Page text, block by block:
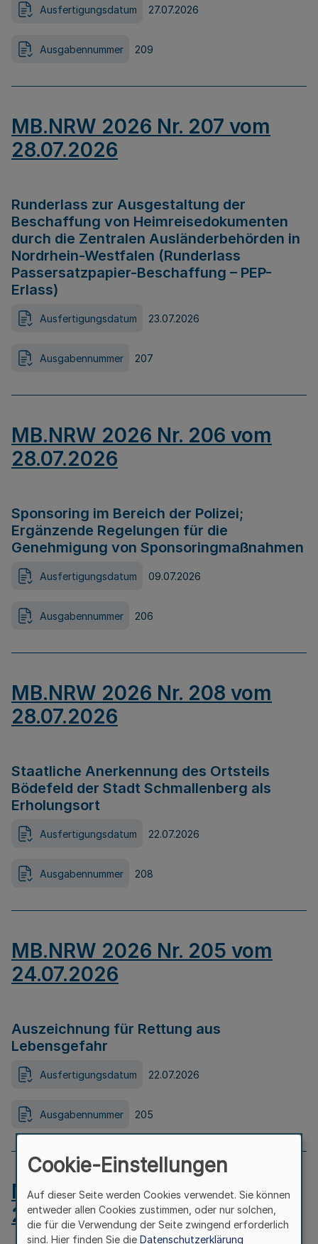
Ausfertigungsdatum 27.07.2026
Ausgabennummer 209
MB.NRW 2026 Nr. 207 vom
28.07.2026
Runderlass zur Ausgestaltung der
Beschaffung von Heimreisedokumenten
durch die Zentralen Ausländerbehörden in
Nordrhein-Westfalen (Runderlass
Passersatzpapier-Beschaffung – PEP-
Erlass)
Ausfertigungsdatum 23.07.2026
Ausgabennummer 207
MB.NRW 2026 Nr. 206 vom
28.07.2026
Sponsoring im Bereich der Polizei;
Ergänzende Regelungen für die
Genehmigung von Sponsoringmaßnahmen
Ausfertigungsdatum 09.07.2026
Ausgabennummer 206
MB.NRW 2026 Nr. 208 vom
28.07.2026
Staatliche Anerkennung des Ortsteils
Bödefeld der Stadt Schmallenberg als
Erholungsort
Ausfertigungsdatum 22.07.2026
Ausgabennummer 208
MB.NRW 2026 Nr. 205 vom
24.07.2026
Auszeichnung für Rettung aus
Lebensgefahr
Ausfertigungsdatum 22.07.2026
Ausgabennummer 205
MB.NRW 2026 Nr. 204 vom
24.07.2026
Cookie-Einstellungen
Auf dieser Seite werden Cookies verwendet. Sie können
entweder allen Cookies zustimmen, oder nur solchen,
die für die Verwendung der Seite zwingend erforderlich
sind. Hier finden Sie die Datenschutzerklärung